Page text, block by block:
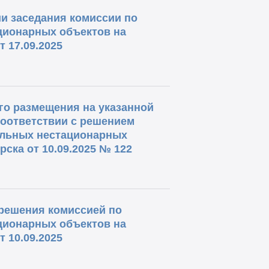
заседания комиссии по
объектов на
17.09.2025
размещения на указанной
с решением
нестационарных
от 10.09.2025 № 122
комиссией по
объектов на
10.09.2025